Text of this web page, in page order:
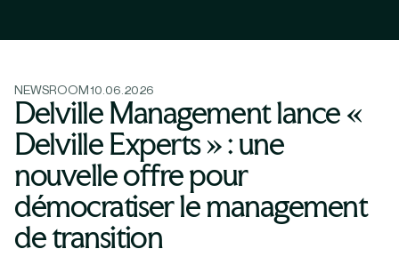
NEWSROOM10.06.2026
Delville Management lance «
Delville Experts » : une
nouvelle offre pour
démocratiser le management
de transition